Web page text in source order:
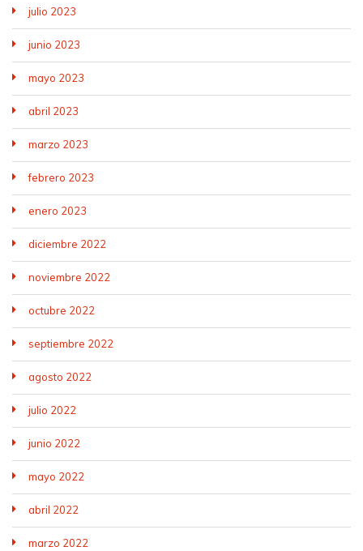
julio 2023
junio 2023
mayo 2023
abril 2023
marzo 2023
febrero 2023
enero 2023
diciembre 2022
noviembre 2022
octubre 2022
septiembre 2022
agosto 2022
julio 2022
junio 2022
mayo 2022
abril 2022
marzo 2022